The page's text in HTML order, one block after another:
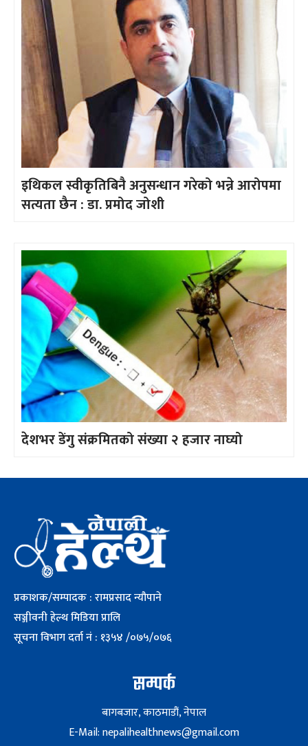
इथिकल स्वीकृतिबिनै अनुसन्धान गरेको भन्ने आरोपमा
सत्यता छैन : डा. प्रमोद जोशी
देशभर डेंगु संक्रमितको संख्या २ हजार नाघ्यो
प्रकाशक/सम्पादक : रामप्रसाद न्यौपाने
सञ्जीवनी हेल्थ मिडिया प्रालि
सूचना विभाग दर्ता नं : १३५४ /०७५/०७६
सम्पर्क
बागबजार, काठमाडौं, नेपाल
E-Mail: nepalihealthnews@gmail.com